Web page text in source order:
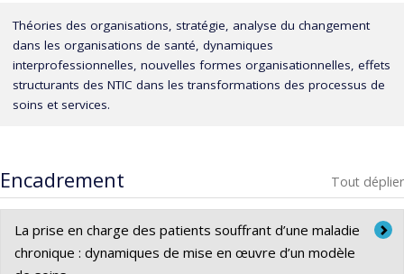
Théories des organisations, stratégie, analyse du changement
dans les organisations de santé, dynamiques
interprofessionnelles, nouvelles formes organisationnelles, effets
structurants des NTIC dans les transformations des processus de
soins et services.
Encadrement Tout déplier
La prise en charge des patients souffrant d’une maladie
chronique : dynamiques de mise en œuvre d’un modèle